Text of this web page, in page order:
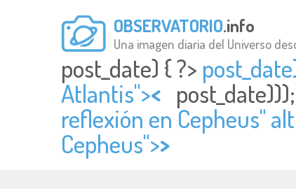
OBSERVATORIO.info
Una imagen diaria del Universo
post_date) { ?>
Atlantis"><
reflexión en Cepheus"
Cepheus">>